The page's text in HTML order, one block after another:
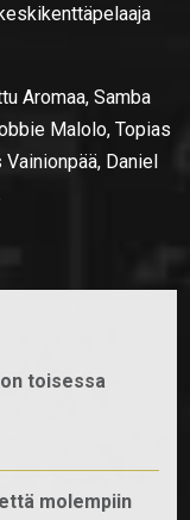
Aromaa, Samba
Malolo, Topias
Daniel
toisessa
molempiin